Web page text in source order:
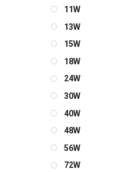
11W
13W
15W
18W
24W
30W
40W
48W
56W
72W